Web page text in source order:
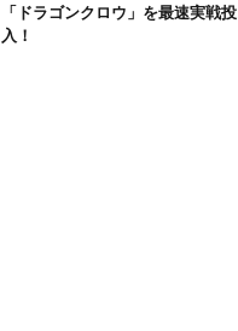
「ドラゴンクロウ」を最速実戦投
入！